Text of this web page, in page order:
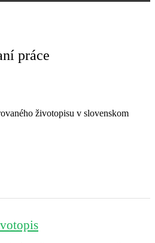
práce
životopisu v slovenskom